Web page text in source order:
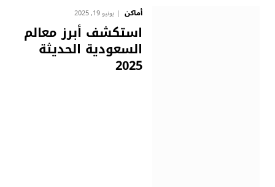
أماكن يونيو 19, 2025
استكشف أبرز معالم
السعودية الحديثة
2025